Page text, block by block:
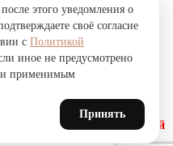
курьерской службой
сервисы доставки
Казахстану
онлайн-супермаркета
независимо от общей
этого уведомления о
своё согласие
с Политикой
иное не предусмотрено
применимым
Принять